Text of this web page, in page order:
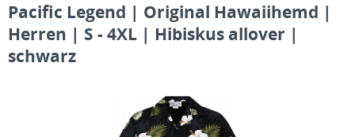
Pacific Legend | Original Hawaiihemd |
Herren | S - 4XL | Hibiskus allover |
schwarz